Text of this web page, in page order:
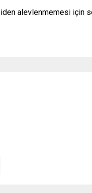
alevlenmemesi için